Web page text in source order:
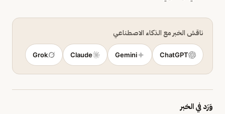
ناقش الخبر مع الذكاء الاصطناعي
ChatGPT
Gemini
Claude
Grok
وَرَد في الخبر